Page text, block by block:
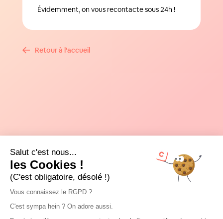
Évidemment, on vous recontacte sous 24h !
Retour à l'accueil
Salut c'est nous...
les Cookies !
(C'est obligatoire, désolé !)
Vous connaissez le RGPD ?
C'est sympa hein ? On adore aussi.